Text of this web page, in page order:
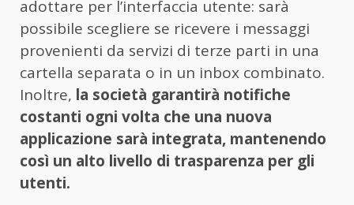
adottare per l’interfaccia utente: sarà
possibile scegliere se ricevere i messaggi
provenienti da servizi di terze parti in una
cartella separata o in un inbox combinato.
Inoltre, la società garantirà notifiche
costanti ogni volta che una nuova
applicazione sarà integrata, mantenendo
così un alto livello di trasparenza per gli
utenti.